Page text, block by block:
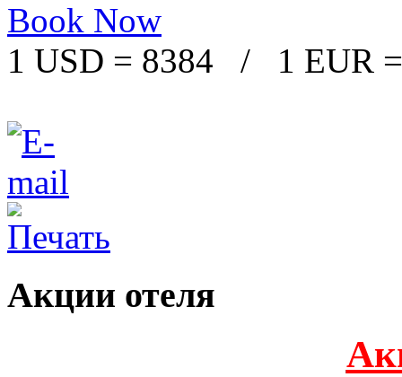
Book Now
1 USD = 8384 / 1 EUR
Акции отеля